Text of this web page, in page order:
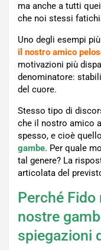
ma anche a tutti
che noi stessi
Uno degli esempi
il nostro amico
motivazioni più
denominatore:
del cuore.
Stesso tipo di
che il nostro amico
spesso, e cioè
gambe. Per quale
tal genere? La
articolata del
Perché
nostre
spiegazioni